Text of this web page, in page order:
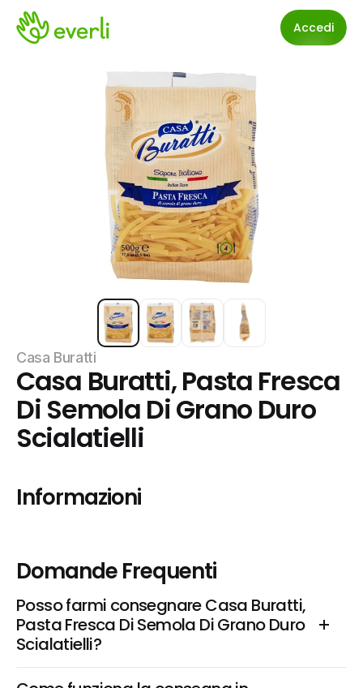
Accedi
Casa Buratti
Casa Buratti, Pasta Fresca
Di Semola Di Grano Duro
Scialatielli
Informazioni
Domande Frequenti
Posso farmi consegnare Casa Buratti,
Pasta Fresca Di Semola Di Grano Duro
Scialatielli?